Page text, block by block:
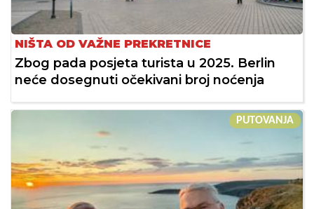
NIŠTA OD VAŽNE PREKRETNICE
Zbog pada posjeta turista u 2025. Berlin
neće dosegnuti očekivani broj noćenja
PUTOVANJA